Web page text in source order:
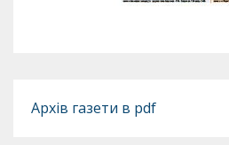
Архів газети в pdf